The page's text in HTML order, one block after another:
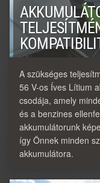
A szükséges
56 V-os Íves Lítium
csodája, amely
és a benzines
akkumulátorunk
így Önnek minden
akkumulátora.